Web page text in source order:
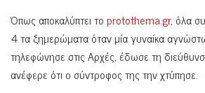
Όπως αποκαλύπτει τοprotothema.gr, όλα
4 τα ξημερώματα όταν μία γυναίκα
τηλεφώνησε στις Αρχές, έδωσε τη
ανέφερε ότι ο σύντροφος της την χτύπησε.